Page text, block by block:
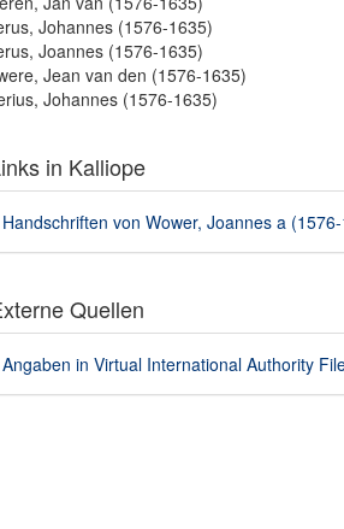
Johannes (1576-1635)
Joannes (1576-1635)
Jean van den (1576-1635)
Johannes (1576-1635)
in Kalliope
Handschriften von Wower, Joannes a
Quellen
Angaben in Virtual International Authority